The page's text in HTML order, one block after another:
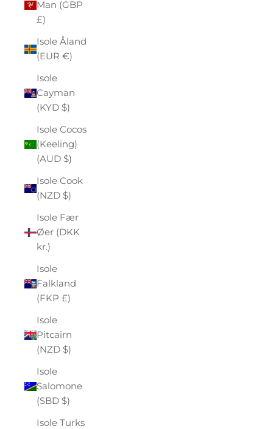
Man (GBP
£)
Isole Åland
(EUR €)
Isole
Cayman
(KYD $)
Isole Cocos
(Keeling)
(AUD $)
Isole Cook
(NZD $)
Isole Fær
Øer (DKK
kr.)
Isole
Falkland
(FKP £)
Isole
Pitcairn
(NZD $)
Isole
Salomone
(SBD $)
Isole Turks